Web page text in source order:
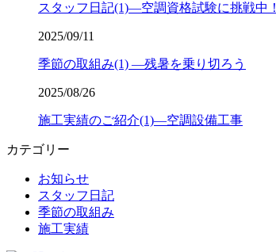
スタッフ日記(1)—空調資格試験に挑戦中！
2025/09/11
季節の取組み(1) ―残暑を乗り切ろう
2025/08/26
施工実績のご紹介(1)—空調設備工事
カテゴリー
お知らせ
スタッフ日記
季節の取組み
施工実績